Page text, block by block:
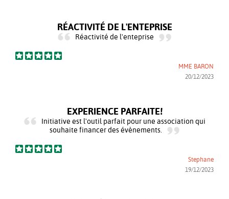
RÉACTIVITÉ DE L'ENTEPRISE
Réactivité de l'enteprise
MME BARON
20/12/2023
EXPERIENCE PARFAITE!
Initiative est l'outil parfait pour une association qui
souhaite financer des évènements.
Stephane
19/12/2023